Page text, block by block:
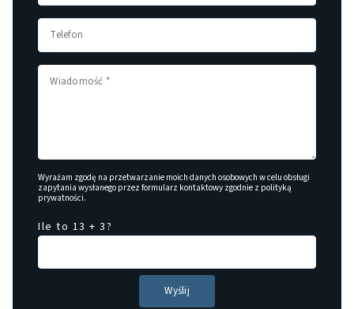
Wyrażam zgodę na przetwarzanie moich danych osobowych w celu obsługi
zapytania wysłanego przez formularz kontaktowy zgodnie z polityką
prywatności.
Ile to 13 + 3?